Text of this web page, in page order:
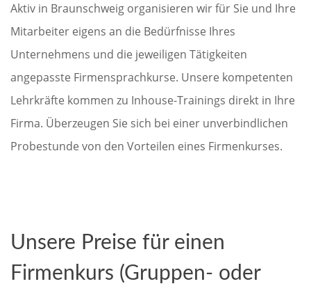
Aktiv in Braunschweig organisieren wir für Sie und Ihre
Mitarbeiter eigens an die Bedürfnisse Ihres
Unternehmens und die jeweiligen Tätigkeiten
angepasste Firmensprachkurse. Unsere kompetenten
Lehrkräfte kommen zu Inhouse-Trainings direkt in Ihre
Firma. Überzeugen Sie sich bei einer unverbindlichen
Probestunde von den Vorteilen eines Firmenkurses.
Unsere Preise für einen
Firmenkurs (Gruppen- oder